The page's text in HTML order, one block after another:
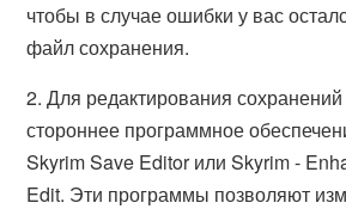
чтобы в случае ошибки у вас
файл сохранения.
2. Для редактирования
стороннее программное
Skyrim Save Editor или Skyrim -
Edit. Эти программы позволяют